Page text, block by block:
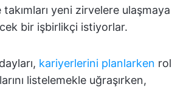
yeni zirvelere ulaşmaya
bir işbirlikçi istiyorlar.
kariyerlerini planlarken rol
listelemekle uğraşırken,